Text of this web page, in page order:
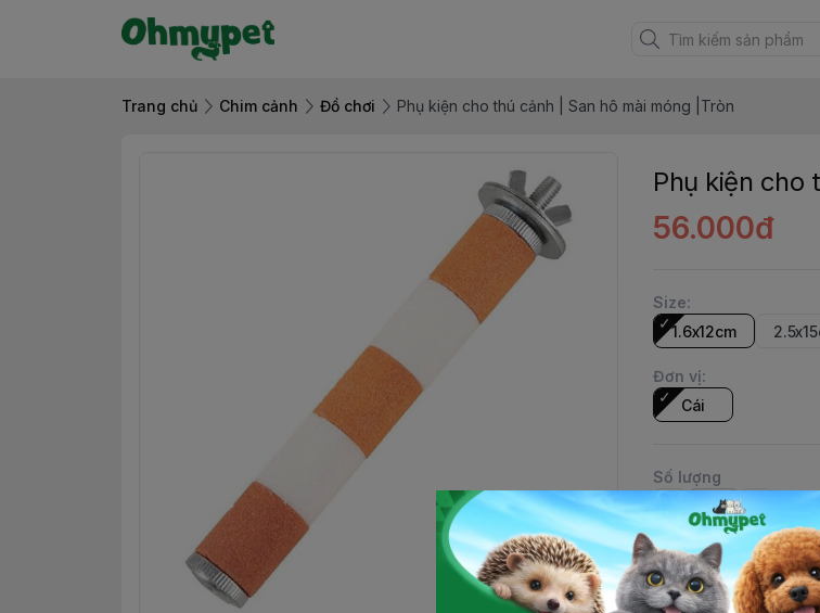
Trang chủ Chim cảnh Đồ chơi Phụ kiện cho thú cảnh | San hô mài móng |Tròn
Phụ kiện cho
56.000đ
Size:
1.6x12cm
Đơn vị:
Cái
Số lượng
Thêm giỏ